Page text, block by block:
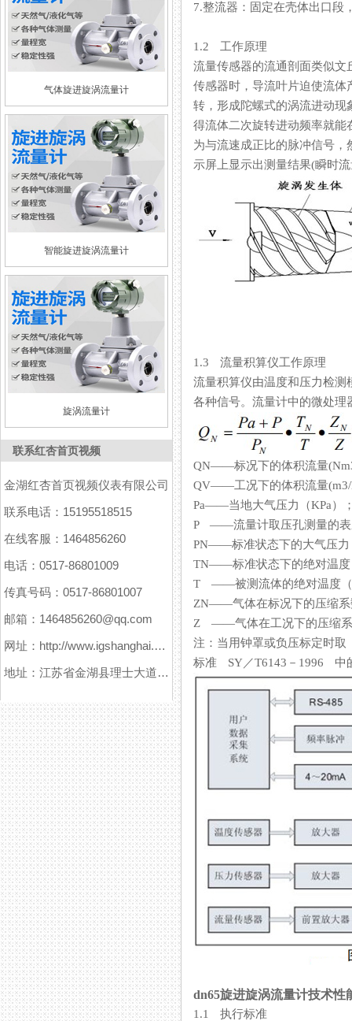
气体旋进旋涡流量计
智能旋进旋涡流量计
旋涡流量计
联系红杏首页视频
金湖红杏首页视频仪表有限公司
联系电话：15195518515
在线客服：1464856260
电话：0517-86801009
传真号码：0517-86801007
邮箱：1464856260@qq.com
网址：http://www.igshanghai.com
地址：江苏省金湖县理士大道61号
7.整流器：固定在壳体出口段
1.2 工作原理
流量传感器的流通剖面类似文
传感器时，导流叶片迫使流
转，形成陀螺式的涡流进动现
得流体二次旋转进动频率就能在
为与流速成正比的脉冲信号
示屏上显示出测量结果(瞬时流量
1.3 流量积算仪工作原理
流量积算仪由温度和压力检测模
各种信号。流量计中的微处理
QN——标况下的体积流量
QV——工况下的体积流量
Pa——当地大气压力（KPa）
P ——流量计取压孔测量的表压
PN——标准状态下的大气压力
TN——标准状态下的绝对温度（
T ——被测流体的绝对温度（K）
ZN——气体在标况下的压缩系数
Z ——气体在工况下的压缩系数
注：当用钟罩或负压标定时
标准 SY／T6143－1996 中的
dn65旋进旋涡流量计技术性
1.1 执行标准